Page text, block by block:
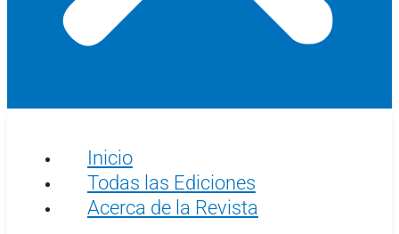
Inicio
Todas las Ediciones
Acerca de la Revista